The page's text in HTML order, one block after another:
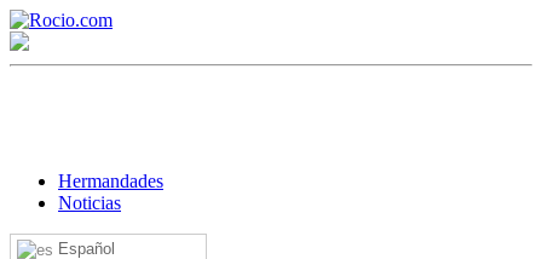
Hermandades
Noticias
Español